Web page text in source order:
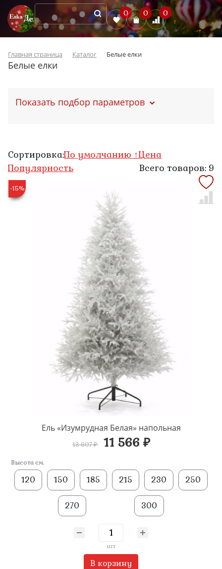
0 0 0
Главная страница Каталог Белые елки
Белые елки
Показать подбор параметров
Сортировка:По умолчанию ↑Цена
Популярность
Всего товаров: 9
-15%
Ель «Изумрудная Белая» напольная
13 607 ₽ 11 566 ₽
Высота см.
120 150 185 215 230 250
270 300
шт
В корзину